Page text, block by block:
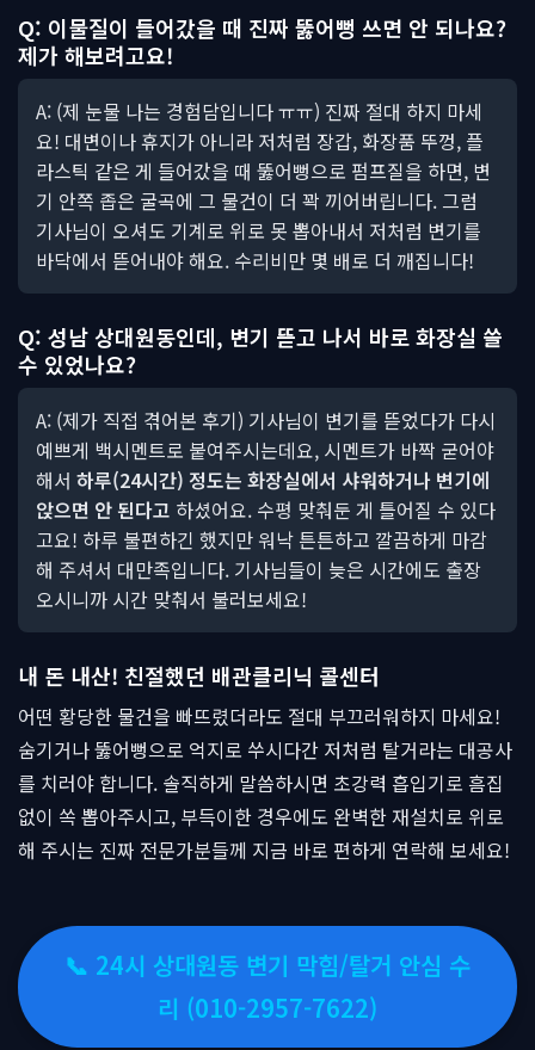
Q: 이물질이 들어갔을 때 진짜 뚫어뻥 쓰면 안 되나요?
제가 해보려고요!
A: (제 눈물 나는 경험담입니다 ㅠㅠ) 진짜 절대 하지 마세
요! 대변이나 휴지가 아니라 저처럼 장갑, 화장품 뚜껑, 플
라스틱 같은 게 들어갔을 때 뚫어뻥으로 펌프질을 하면, 변
기 안쪽 좁은 굴곡에 그 물건이 더 꽉 끼어버립니다. 그럼
기사님이 오셔도 기계로 위로 못 뽑아내서 저처럼 변기를
바닥에서 뜯어내야 해요. 수리비만 몇 배로 더 깨집니다!
Q: 성남 상대원동인데, 변기 뜯고 나서 바로 화장실 쓸
수 있었나요?
A: (제가 직접 겪어본 후기) 기사님이 변기를 뜯었다가 다시
예쁘게 백시멘트로 붙여주시는데요, 시멘트가 바짝 굳어야
해서 하루(24시간) 정도는 화장실에서 샤워하거나 변기에
앉으면 안 된다고 하셨어요. 수평 맞춰둔 게 틀어질 수 있다
고요! 하루 불편하긴 했지만 워낙 튼튼하고 깔끔하게 마감
해 주셔서 대만족입니다. 기사님들이 늦은 시간에도 출장
오시니까 시간 맞춰서 불러보세요!
내 돈 내산! 친절했던 배관클리닉 콜센터
어떤 황당한 물건을 빠뜨렸더라도 절대 부끄러워하지 마세요!
숨기거나 뚫어뻥으로 억지로 쑤시다간 저처럼 탈거라는 대공사
를 치러야 합니다. 솔직하게 말씀하시면 초강력 흡입기로 흠집
없이 쏙 뽑아주시고, 부득이한 경우에도 완벽한 재설치로 위로
해 주시는 진짜 전문가분들께 지금 바로 편하게 연락해 보세요!
📞 24시 상대원동 변기 막힘/탈거 안심 수
리 (010-2957-7622)